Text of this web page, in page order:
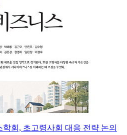
회, 초고령사회 대응 전략 논의